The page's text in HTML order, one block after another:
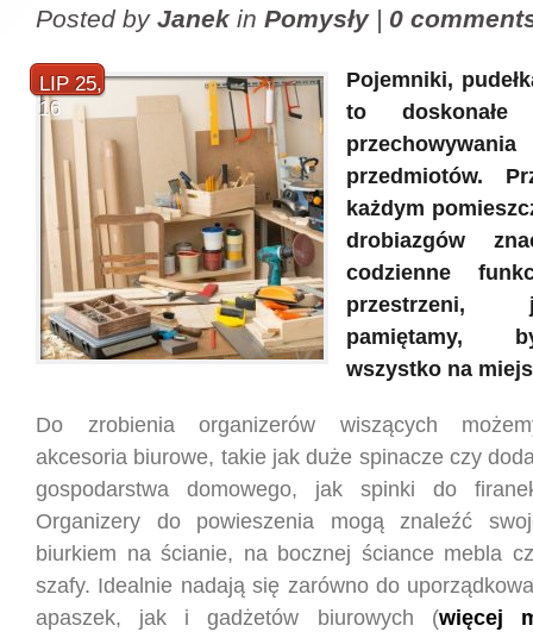
Posted by Janekin Pomysły| 0
LIP 25,
16
Pojemniki,
to
przedmiotów.
każdym
drobiazgów
codzienne
pamiętamy,
wszystko na
Do zrobienia organizerów wiszących
akcesoria biurowe, takie jak duże spinacze czy
gospodarstwa domowego, jak spinki do
Organizery do powieszenia mogą znaleźć
biurkiem na ścianie, na bocznej ściance mebla
szafy. Idealnie nadają się zarówno do
apaszek, jak i gadżetów biurowych (więcej